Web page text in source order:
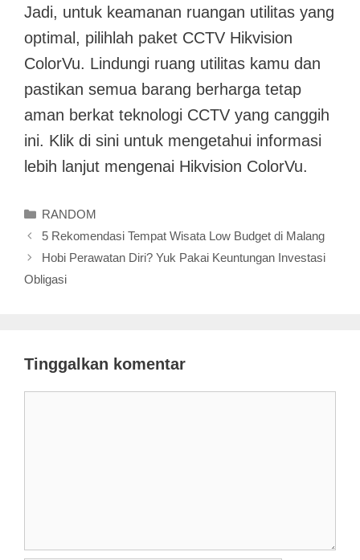
Jadi, untuk keamanan ruangan utilitas yang
optimal, pilihlah paket CCTV Hikvision
ColorVu. Lindungi ruang utilitas kamu dan
pastikan semua barang berharga tetap
aman berkat teknologi CCTV yang canggih
ini. Klik di sini untuk mengetahui informasi
lebih lanjut mengenai Hikvision ColorVu.
Kategori
RANDOM
5 Rekomendasi Tempat Wisata Low Budget di Malang
Hobi Perawatan Diri? Yuk Pakai Keuntungan Investasi
Obligasi
Tinggalkan komentar